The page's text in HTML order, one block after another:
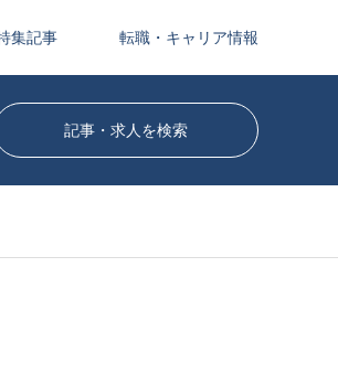
集記事 転職・キャリア情報